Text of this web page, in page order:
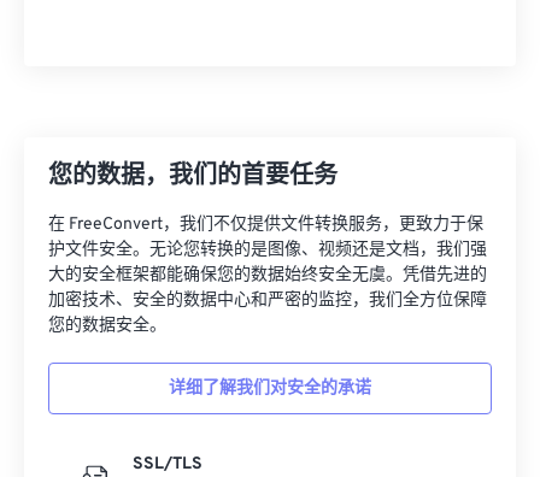
您的数据，我们的首要任务
在 FreeConvert，我们不仅提供文件转换服务，更致力于保
护文件安全。无论您转换的是图像、视频还是文档，我们强
大的安全框架都能确保您的数据始终安全无虞。凭借先进的
加密技术、安全的数据中心和严密的监控，我们全方位保障
您的数据安全。
详细了解我们对安全的承诺
SSL/TLS